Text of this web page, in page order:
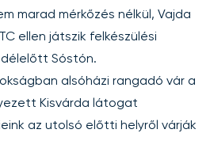
marad mérkőzés nélkül, Vajda
ellen játszik felkészülési
Sóstón.
alsóházi rangadó vár a
Kisvárda látogat
az utolsó előtti helyről várják